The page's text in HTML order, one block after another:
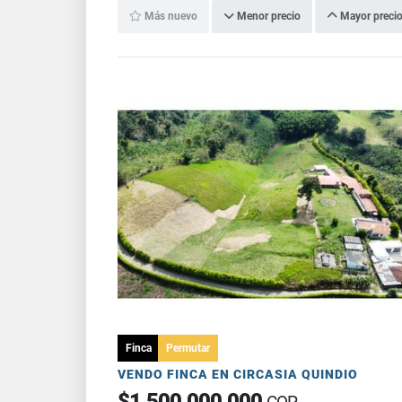
Más nuevo Menor precio Mayor precio
Finca Permutar
VENDO FINCA EN CIRCASIA QUINDIO